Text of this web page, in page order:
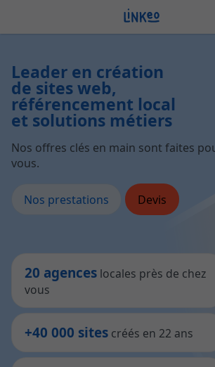
Leader en création
de sites web,
référencement local
et solutions métiers
Nos offres clés en main sont faites
vous.
Nos prestations Devis
20 agences locales près de chez
vous
+40 000 sites créés en 22 ans